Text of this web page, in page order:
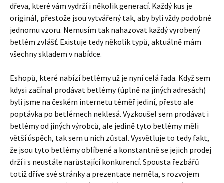
dřeva, které vám vydrží i několik generací. Každý kus je
originál, přestože jsou vytvářený tak, aby byli vždy podobné
jednomu vzoru. Nemusím tak nahazovat každý vyrobený
betlém zvlášť. Existuje tedy několik typů, aktuálně mám
všechny skladem v nabídce.
Eshopů, které nabízí betlémy už je nyní celá řada. Když sem
kdysi začínal prodávat betlémy (úplně na jiných adresách)
byli jsme na českém internetu téměř jediní, přesto ale
poptávka po betlémech neklesá. Vyzkoušel sem prodávat i
betlémy od jiných výrobců, ale jedině tyto betlémy měli
větší úspěch, tak sem u nich zůstal. Vysvětluje to tedy fakt,
že jsou tyto betlémy oblíbené a konstantně se jejich prodej
drží i s neustále narůstající konkurencí. Spousta řezbářů
totiž dříve své stránky a prezentace neměla, s rozvojem